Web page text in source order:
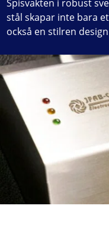
Spisvakten i robust
stål skapar inte bara
också en stilren